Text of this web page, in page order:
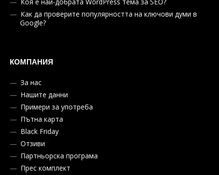
Как да проверите популярността на ключови думи в
Google?
КОМПАНИЯ
За нас
Нашите данни
Примери за употреба
Пътна карта
Black Friday
Отзиви
Партньорска програма
Прес комплект